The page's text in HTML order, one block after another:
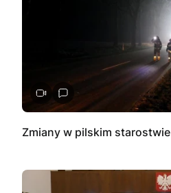
Zmiany w pilskim starostwie